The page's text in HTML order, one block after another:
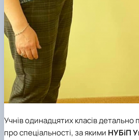
Учнів одинадцятих класів детально
про спеціальності, за якими НУБіП